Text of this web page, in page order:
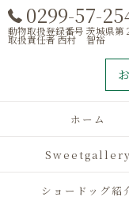
0299-57-
動物取扱登録番号 茨城県
取扱責任者 西村 智裕
ホーム
Sweetgallery
ショードッグ紹